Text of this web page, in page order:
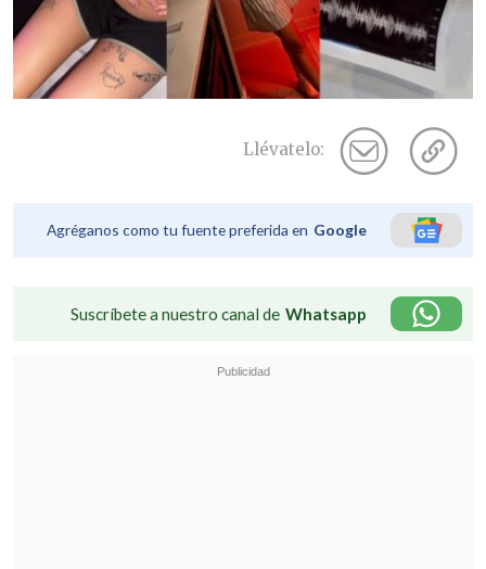
Llévatelo:
Agréganos como tu fuente preferida en Google
Suscríbete a nuestro canal de Whatsapp